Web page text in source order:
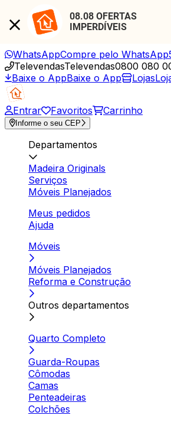
08.08 OFERTAS
IMPERDÍVEIS
WhatsAppCompre pelo WhatsApp
TelevendasTelevendas0800 080
Baixe o AppBaixe o App Lojas
Entrar Favoritos Carrinho
Informe o seu CEP
Departamentos
Madeira Originals
Serviços
Móveis Planejados
Meus pedidos
Ajuda
Móveis
Móveis Planejados
Reforma e Construção
Outros departamentos
Quarto Completo
Guarda-Roupas
Cômodas
Camas
Penteadeiras
Colchões